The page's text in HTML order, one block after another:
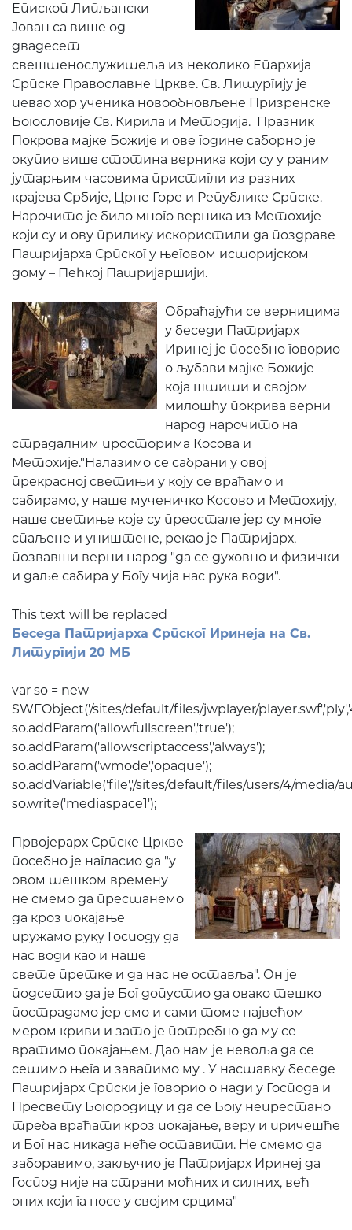
Епископ Липљански
Јован са више од
двадесет
свештенослужитеља из неколико Епархија
Српске Православне Цркве. Св. Литургију је
певао хор ученика новообновљене Призренске
Богословије Св. Кирила и Методија. Празник
Покрова мајке Божије и ове године саборно је
окупио више стотина верника који су у раним
јутарњим часовима пристигли из разних
крајева Србије, Црне Горе и Републике Српске.
Нарочито је било много верника из Метохије
који су и ову прилику искористили да поздраве
Патријарха Српског у његовом историјском
дому – Пећкој Патријаршији.
Обраћајући се верницима
у беседи Патријарх
Иринеј је посебно говорио
о љубави мајке Божије
која штити и својом
милошћу покрива верни
народ нарочито на
страдалним просторима Косова и
Метохије."Налазимо се сабрани у овој
прекрасној светињи у коју се враћамо и
сабирамо, у наше мученичко Косово и Метохију,
наше светиње које су преостале јер су многе
спаљене и уништене, рекао је Патријарх,
позвавши верни народ "да се духовно и физички
и даље сабира у Богу чија нас рука води".
This text will be replaced
Беседа Патријарха Српског Иринеја на Св.
Литургији 20 МБ
var so = new
SWFObject('/sites/default/files/jwplayer/
so.addParam('allowfullscreen','true');
so.addParam('allowscriptaccess','always');
so.addParam('wmode','opaque');
so.addVariable('file','/sites/default/files/users/4/media/
so.write('mediaspace1');
Првојерарх Српске Цркве
посебно је нагласио да "у
овом тешком времену
не смемо да престанемо
да кроз покајање
пружамо руку Господу да
нас води као и наше
свете претке и да нас не оставља". Он је
подсетио да је Бог допустио да овако тешко
пострадамо јер смо и сами томе највећом
мером криви и зато је потребно да му се
вратимо покајањем. Дао нам је невоља да се
сетимо њега и завапимо му . У наставку беседе
Патријарх Српски је говорио о нади у Господа и
Пресвету Богородицу и да се Богу непрестано
треба враћати кроз покајање, веру и причешће
и Бог нас никада неће оставити. Не смемо да
заборавимо, закључио је Патријарх Иринеј да
Господ није на страни моћних и силних, већ
оних који га носе у својим срцима"